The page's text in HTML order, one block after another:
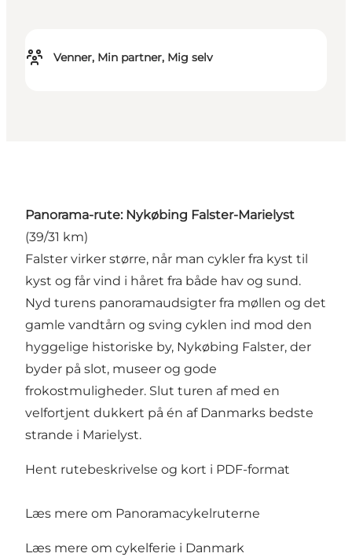
Venner, Min partner, Mig selv
Panorama-rute: Nykøbing Falster-Marielyst
(39/31 km)
Falster virker større, når man cykler fra kyst til
kyst og får vind i håret fra både hav og sund.
Nyd turens panoramaudsigter fra møllen og det
gamle vandtårn og sving cyklen ind mod den
hyggelige historiske by, Nykøbing Falster, der
byder på slot, museer og gode
frokostmuligheder. Slut turen af med en
velfortjent dukkert på én af Danmarks bedste
strande i Marielyst.
Hent rutebeskrivelse og kort i PDF-format
Læs mere om Panoramacykelruterne
Læs mere om cykelferie i Danmark